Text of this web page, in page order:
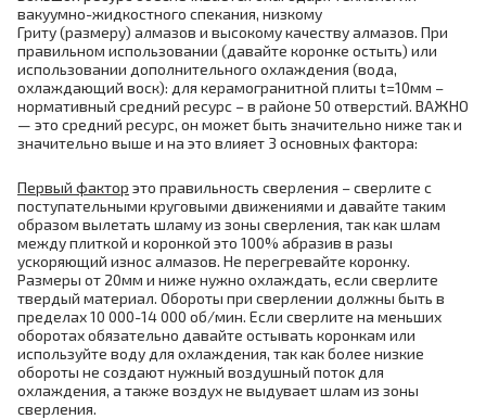
вакуумно-жидкостного спекания, низкому
Гриту (размеру) алмазов и высокому качеству алмазов. При
правильном использовании (давайте коронке остыть) или
использовании дополнительного охлаждения (вода,
охлаждающий воск): для керамогранитной плиты t=10мм –
нормативный средний ресурс – в районе 50 отверстий. ВАЖНО
— это средний ресурс, он может быть значительно ниже так и
значительно выше и на это влияет 3 основных фактора:
Первый фактор это правильность сверления – сверлите с
поступательными круговыми движениями и давайте таким
образом вылетать шламу из зоны сверления, так как шлам
между плиткой и коронкой это 100% абразив в разы
ускоряющий износ алмазов. Не перегревайте коронку.
Размеры от 20мм и ниже нужно охлаждать, если сверлите
твердый материал. Обороты при сверлении должны быть в
пределах 10 000-14 000 об/мин. Если сверлите на меньших
оборотах обязательно давайте остывать коронкам или
используйте воду для охлаждения, так как более низкие
обороты не создают нужный воздушный поток для
охлаждения, а также воздух не выдувает шлам из зоны
сверления.